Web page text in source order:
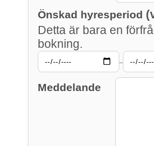
Önskad hyresperiod
Detta är bara en
bokning.
–
Meddelande